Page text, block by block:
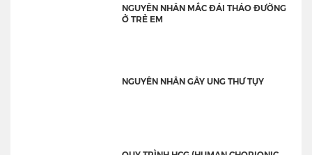
NGUYÊN NHÂN MẮC ĐÁI THÁO ĐƯỜNG
Ở TRẺ EM
NGUYÊN NHÂN GÂY UNG THƯ TỤY